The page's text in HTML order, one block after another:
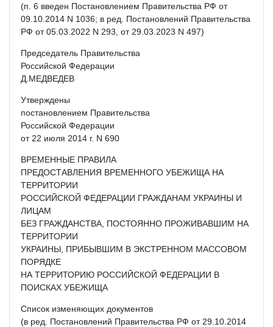
(п. 6 введен Постановлением Правительства РФ от
09.10.2014 N 1036; в ред. Постановлений Правительства
РФ от 05.03.2022 N 293, от 29.03.2023 N 497)
Председатель Правительства
Российской Федерации
Д.МЕДВЕДЕВ
Утверждены
постановлением Правительства
Российской Федерации
от 22 июля 2014 г. N 690
ВРЕМЕННЫЕ ПРАВИЛА
ПРЕДОСТАВЛЕНИЯ ВРЕМЕННОГО УБЕЖИЩА НА
ТЕРРИТОРИИ
РОССИЙСКОЙ ФЕДЕРАЦИИ ГРАЖДАНАМ УКРАИНЫ И
ЛИЦАМ
БЕЗ ГРАЖДАНСТВА, ПОСТОЯННО ПРОЖИВАВШИМ НА
ТЕРРИТОРИИ
УКРАИНЫ, ПРИБЫВШИМ В ЭКСТРЕННОМ МАССОВОМ
ПОРЯДКЕ
НА ТЕРРИТОРИЮ РОССИЙСКОЙ ФЕДЕРАЦИИ В
ПОИСКАХ УБЕЖИЩА
Список изменяющих документов
(в ред. Постановлений Правительства РФ от 29.10.2014